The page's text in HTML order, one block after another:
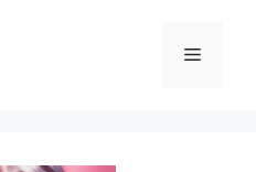
메